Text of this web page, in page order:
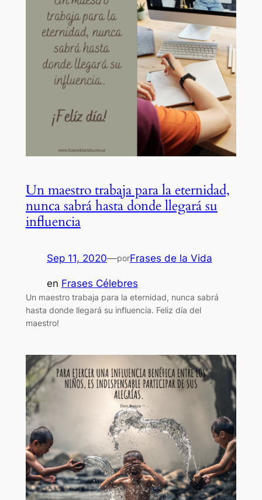
Un maestro trabaja para la eternidad,
nunca sabrá hasta donde llegará su
influencia
Sep 11, 2020—porFrases de la Vida
en Frases Célebres
Un maestro trabaja para la eternidad, nunca sabrá
hasta donde llegará su influencia. Feliz día del
maestro!